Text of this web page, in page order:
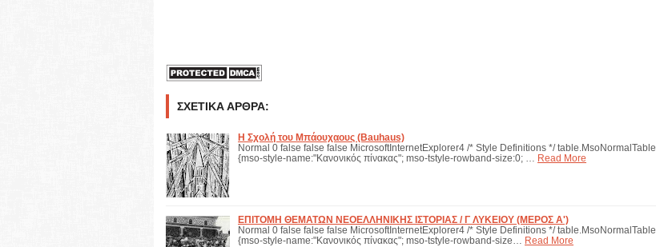
ΣΧΕΤΙΚΆ ΆΡΘΡΑ:
Η Σχολή του Μπάουχαους (Bauhaus)
Normal 0 false false false MicrosoftInternetExplorer4 /* Style Definitions */ table.MsoNormalTable
{mso-style-name:"Κανονικός πίνακας"; mso-tstyle-rowband-size:0; …
Read More
ΕΠΙΤΟΜΗ ΘΕΜΑΤΩΝ ΝΕΟΕΛΛΗΝΙΚΗΣ ΙΣΤΟΡΙΑΣ / Γ ΛΥΚΕΙΟΥ (ΜΕΡΟΣ Α')
Normal 0 false false false MicrosoftInternetExplorer4 /* Style Definitions */ table.MsoNormalTable
{mso-style-name:"Κανονικός πίνακας"; mso-tstyle-rowband-size…
Read More